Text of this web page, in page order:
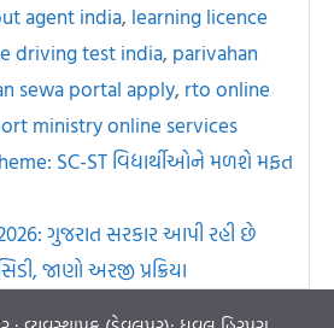
agent india, learning licence
driving test india, parivahan
sewa portal apply, rto online
ministry online services
SC-ST વિદ્યાર્થીઓને મળશે મફત
ગુજરાત સરકાર આપી રહી છે
જાણો અરજી પ્રક્રિયા